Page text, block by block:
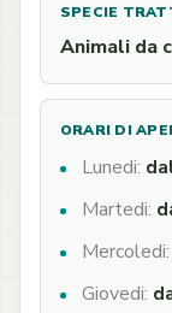
SPECIE
Animali da
ORARI DI
Lunedi:
Martedi:
Mercoledi:
Giovedi: